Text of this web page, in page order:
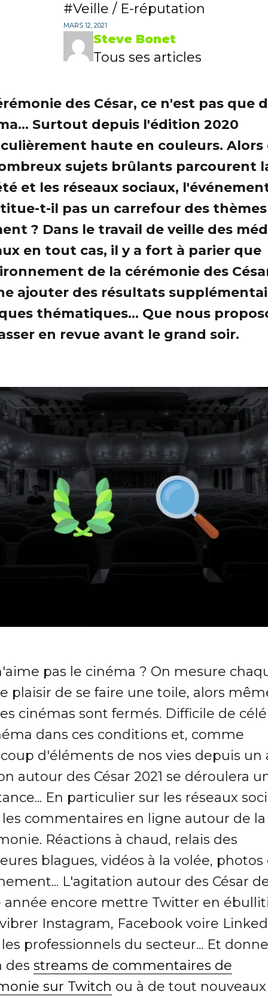
Veille / E-réputation
MARS 12, 2021
Steve Bonet
Tous ses articles
des César, ce n'est pas que
Surtout depuis l'édition 2020
haute en couleurs. Alors
sujets brûlants parcourent
et les réseaux sociaux,
t-il pas un carrefour des
? Dans le travail de veille des
en tout cas, il y a fort à parier que
de la cérémonie des
ajouter des résultats
thématiques... Que nous
en revue avant le grand soir.
pas le cinéma ? On mesure
plaisir de se faire une toile, alors
cinémas sont fermés. Difficile de
dans ces conditions et, comme
d'éléments de nos vies depuis un
autour des César 2021 se déroulera
En particulier sur les réseaux
les commentaires en ligne autour de la
Réactions à chaud, relais des
blagues, vidéos à la volée, photos
L'agitation autour des César
année encore mettre Twitter en
Instagram, Facebook voire
professionnels du secteur... Et
des streams de commentaires de
sur Twitch ou à de tout nouveaux